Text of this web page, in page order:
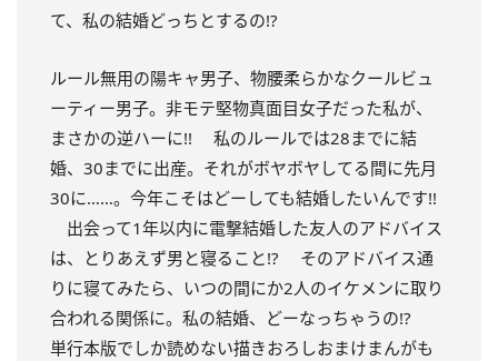
て、私の結婚どっちとするの!?
ルール無用の陽キャ男子、物腰柔らかなクールビュ
ーティー男子。非モテ堅物真面目女子だった私が、
まさかの逆ハーに!! 私のルールでは28までに結
婚、30までに出産。それがボヤボヤしてる間に先月
30に……。今年こそはどーしても結婚したいんです!!
出会って1年以内に電撃結婚した友人のアドバイス
は、とりあえず男と寝ること!? そのアドバイス通
りに寝てみたら、いつの間にか2人のイケメンに取り
合われる関係に。私の結婚、どーなっちゃうの!?
単行本版でしか読めない描きおろしおまけまんがも